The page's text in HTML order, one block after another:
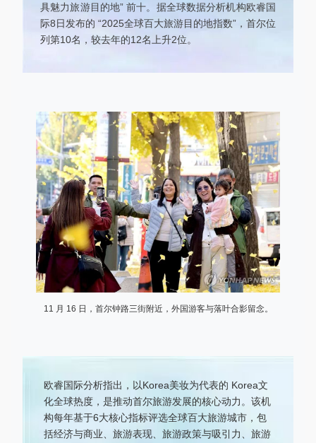
具魅力旅游目的地” 前十。据全球数据分析机构欧睿国
际8日发布的 “2025全球百大旅游目的地指数”，首尔位
列第10名，较去年的12名上升2位。
11 月 16 日，首尔钟路三街附近，外国游客与落叶合影留念。
欧睿国际分析指出，以Korea美妆为代表的 Korea文
化全球热度，是推动首尔旅游发展的核心动力。该机
构每年基于6大核心指标评选全球百大旅游城市，包
括经济与商业、旅游表现、旅游政策与吸引力、旅游